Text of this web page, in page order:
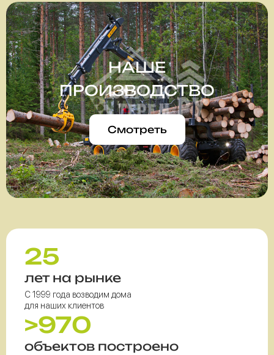
НАШЕ
ПРОИЗВОДСТВО
Смотреть
25
лет на рынке
С 1999 года возводим дома
для наших клиентов
>970
объектов построено